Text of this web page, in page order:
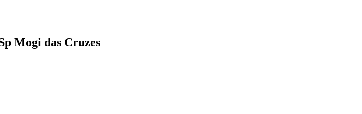
Mogi das Cruzes